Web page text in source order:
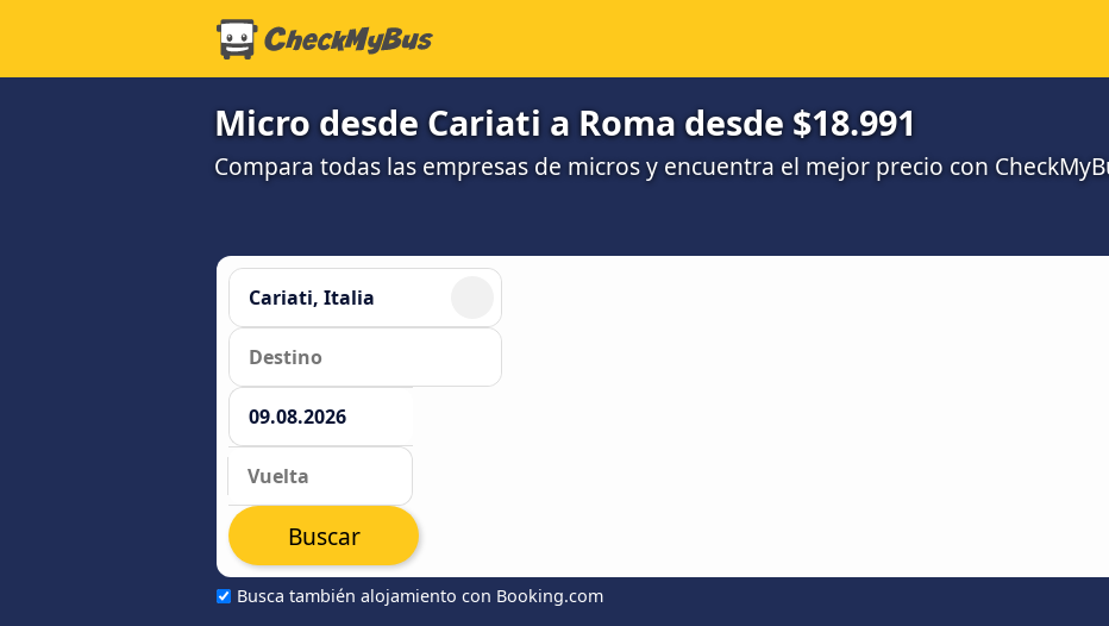
Micro desde Cariati a Roma desde $18.991
Compara todas las empresas de micros y encuentra el mejor precio con
Busca también alojamiento con Booking.com
Buscar